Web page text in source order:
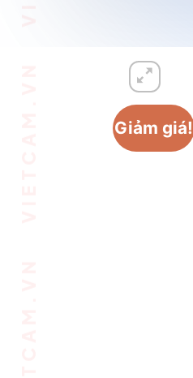
Giảm giá!